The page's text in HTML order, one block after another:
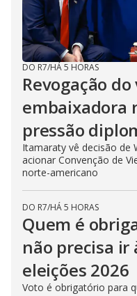
DO R7/HÁ 5 HORAS
Revogação
embaixadora
pressão
Itamaraty vê decisão de
acionar Convenção de
norte-americano
DO R7/HÁ 5 HORAS
Quem é
não precisa ir
eleições 2026
Voto é obrigatório para